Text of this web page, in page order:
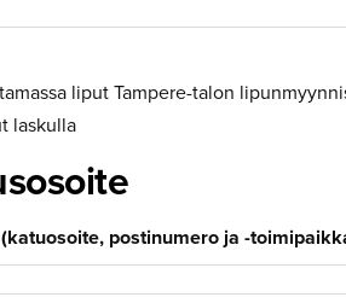
liput Tampere-talon
laskulla
postinumero ja -